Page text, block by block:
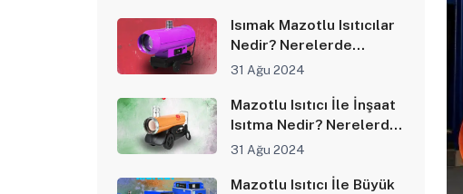
Isımak Mazotlu Isıtıcılar
Nedir? Nerelerde
Kullanılır?
31 Ağu 2024
Mazotlu Isıtıcı İle İnşaat
Isıtma Nedir? Nerelerde
Kullanılır?
31 Ağu 2024
Mazotlu Isıtıcı İle Büyük